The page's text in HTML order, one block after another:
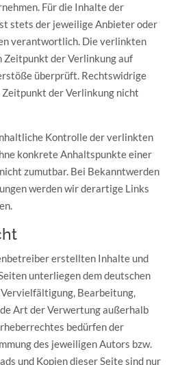
Für die Inhalte der
stets der jeweilige Anbieter oder
verantwortlich. Die verlinkten
Zeitpunkt der Verlinkung auf
überprüft. Rechtswidrige
der Verlinkung nicht
Kontrolle der verlinkten
konkrete Anhaltspunkte einer
zumutbar. Bei Bekanntwerden
werden wir derartige Links
erstellten Inhalte und
unterliegen dem deutschen
Bearbeitung,
Art der Verwertung außerhalb
bedürfen der
des jeweiligen Autors bzw.
und Kopien dieser Seite sind nur